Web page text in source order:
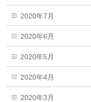
2020年7月
2020年6月
2020年5月
2020年4月
2020年3月